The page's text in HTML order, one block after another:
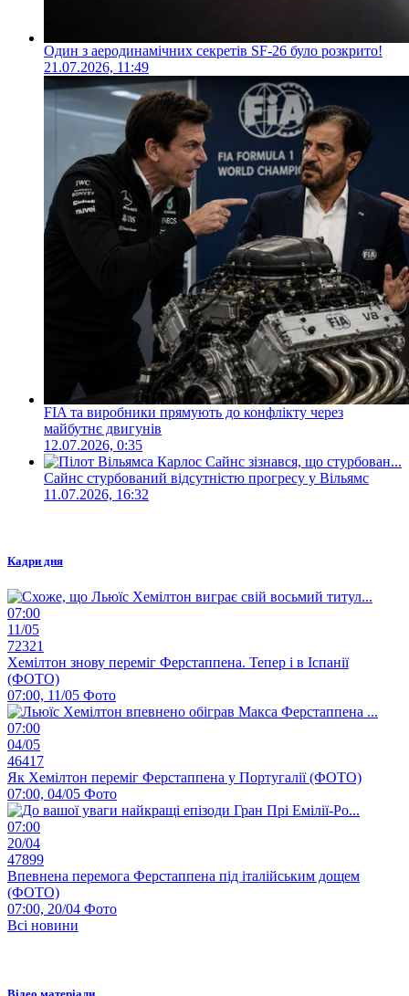
Один з аеродинамічних секретів SF-26 було розкрито!
21.07.2026, 11:49
FIA та виробники прямують до конфлікту через
майбутнє двигунів
12.07.2026, 0:35
Сайнс стурбований відсутністю прогресу у Вільямс
11.07.2026, 16:32
Кадри дня
07:00
11/05
72321
Хемілтон знову переміг Ферстаппена. Тепер і в Іспанії
(ФОТО)
07:00, 11/05 Фото
07:00
04/05
46417
Як Хемілтон переміг Ферстаппена у Португалії (ФОТО)
07:00, 04/05 Фото
07:00
20/04
47899
Впевнена перемога Ферстаппена під італійським дощем
(ФОТО)
07:00, 20/04 Фото
Всі новини